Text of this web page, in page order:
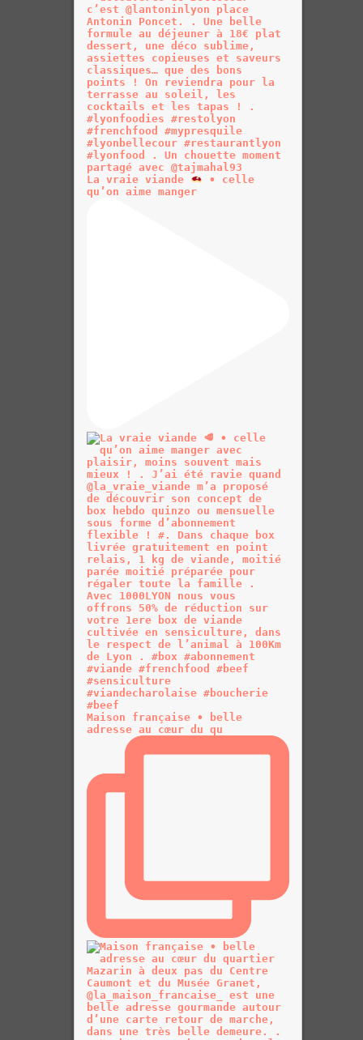
La vraie viande
• celle
qu’on aime manger
Maison française • belle
adresse au cœur du qu